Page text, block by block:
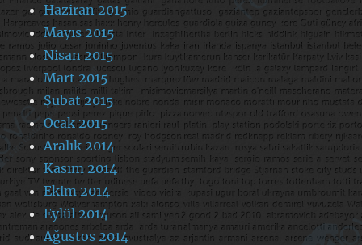
Haziran 2015
Mayıs 2015
Nisan 2015
Mart 2015
Şubat 2015
Ocak 2015
Aralık 2014
Kasım 2014
Ekim 2014
Eylül 2014
Ağustos 2014